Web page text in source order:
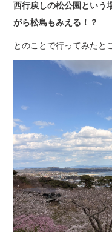
西行戻しの松公園という
がら松島もみえる！？
とのことで行ってみたと